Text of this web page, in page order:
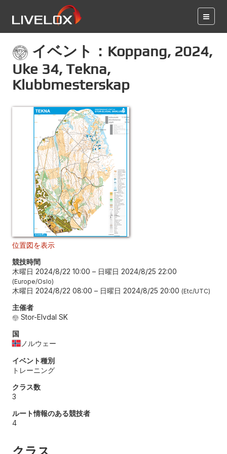
イベント：Koppang, 2024,
Uke 34, Tekna,
Klubbmesterskap
位置図を表示
競技時間
木曜日 2024/8/22 10:00 – 日曜日 2024/8/25 22:00
Europe/Oslo
木曜日 2024/8/22 08:00 – 日曜日 2024/8/25 20:00 Etc/UTC
主催者
Stor-Elvdal SK
国
ノルウェー
イベント種別
トレーニング
クラス数
3
ルート情報のある競技者
4
クラス